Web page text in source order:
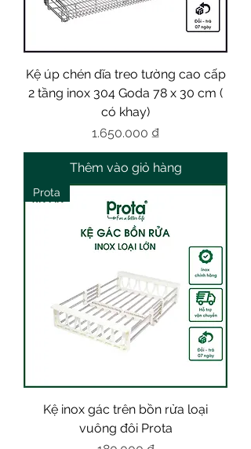
Kệ úp chén dĩa treo tường cao cấp
2 tầng inox 304 Goda 78 x 30 cm (
có khay)
Giá
1.650.000 ₫
Thêm vào giỏ hàng
Prota
Kệ inox gác trên bồn rửa loại
vuông đôi Prota